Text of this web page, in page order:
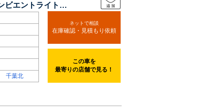
ビエントライト
千葉北
ネットで相談
在庫確認・見積もり依頼
この車を
最寄りの店舗で見る！